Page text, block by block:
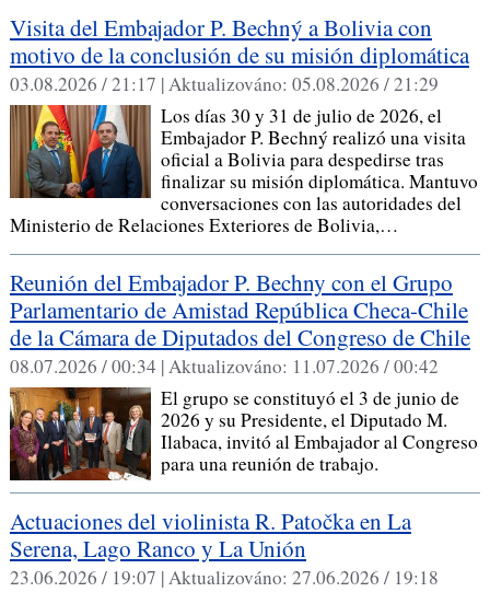
Visita del Embajador P. Bechný a Bolivia con
motivo de la conclusión de su misión diplomática
03.08.2026 / 21:17 |Aktualizováno: 05.08.2026 / 21:29
Los días 30 y 31 de julio de 2026, el
Embajador P. Bechný realizó una visita
oficial a Bolivia para despedirse tras
finalizar su misión diplomática. Mantuvo
conversaciones con las autoridades del
Ministerio de Relaciones Exteriores de Bolivia,…
Reunión del Embajador P. Bechny con el Grupo
Parlamentario de Amistad República Checa-Chile
de la Cámara de Diputados del Congreso de Chile
08.07.2026 / 00:34 |Aktualizováno: 11.07.2026 / 00:42
El grupo se constituyó el 3 de junio de
2026 y su Presidente, el Diputado M.
Ilabaca, invitó al Embajador al Congreso
para una reunión de trabajo.
Actuaciones del violinista R. Patočka en La
Serena, Lago Ranco y La Unión
23.06.2026 / 19:07 |Aktualizováno: 27.06.2026 / 19:18